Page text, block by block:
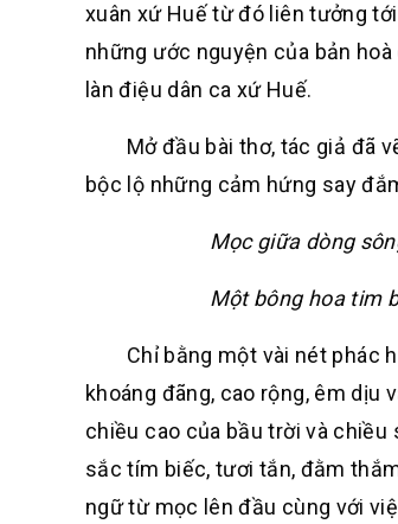
xuân xứ Huế từ đó liên tưởng
những ước nguyện của bản
làn điệu dân ca xứ Huế.
Mở đầu bài thơ, tác giả đã
bộc lộ những cảm hứng say
Mọc giữa dòng sông
Một bông hoa tim
Chỉ bằng một vài nét phác
khoáng đãng, cao rộng, êm dịu
chiều cao của bầu trời và
sắc tím biếc, tươi tắn, đằm
ngữ từ mọc lên đầu cùng với